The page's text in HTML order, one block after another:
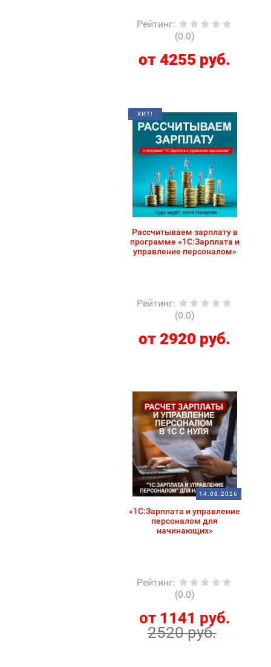
Рейтинг:
(0.0)
от 4255 руб.
ХИТ!
Рассчитываем зарплату в
программе «1С:Зарплата и
управление персоналом»
Рейтинг:
(0.0)
от 2920 руб.
14.08.2026
«1С:Зарплата и управление
персоналом для
начинающих»
Рейтинг:
(0.0)
от 1141 руб.
2520 руб.